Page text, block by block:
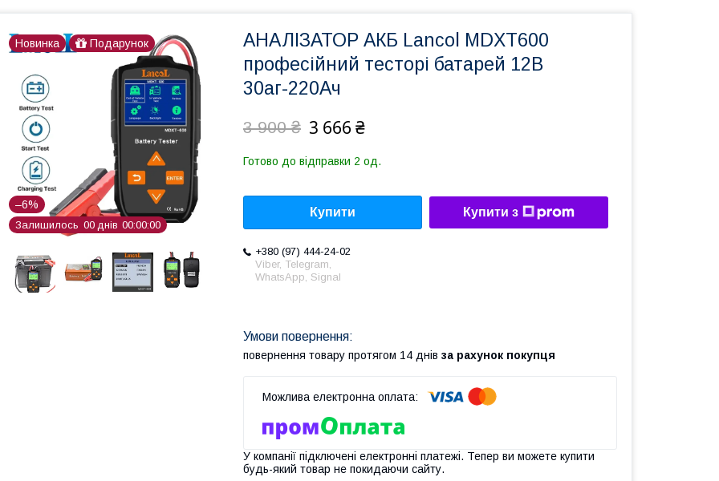
Новинка Подарунок
–6%
Залишилось 00 днів 00 00 00
АНАЛІЗАТОР АКБ Lancol MDXT600
професійний тесторі батарей 12В
30аг-220Ач
3 900 ₴ 3 666 ₴
Готово до відправки 2 од.
Купити Купити з
+380 (97) 444-24-02
Viber, Telegram,
WhatsApp, Signal
повернення товару протягом 14 днів за рахунок покупця
У компанії підключені електронні платежі. Тепер ви можете купити
будь-який товар не покидаючи сайту.